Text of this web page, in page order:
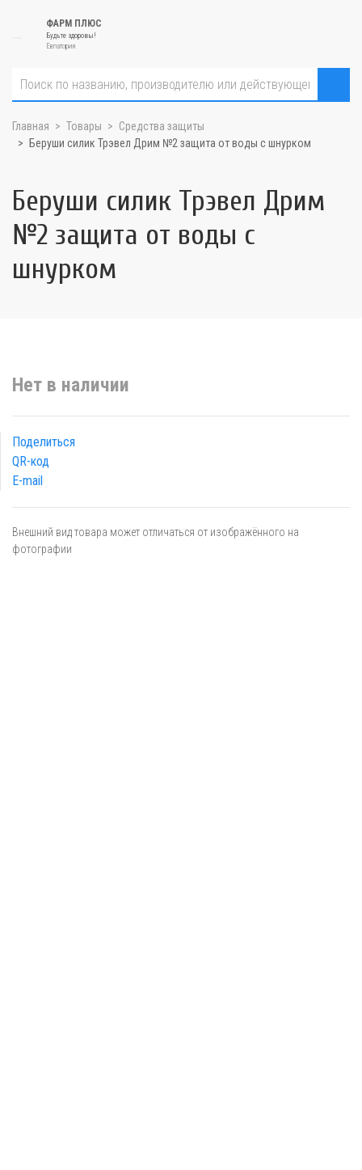
ФАРМ ПЛЮС
Будьте здоровы!
Евпатория
Главная Товары
Средства защиты
Беруши силик Трэвел Дрим №2 защита от воды с шнурком
Беруши силик Трэвел Дрим
№2 защита от воды с
шнурком
Нет в наличии
Поделиться
QR-код
E-mail
Внешний вид товара может отличаться от изображённого на
фотографии